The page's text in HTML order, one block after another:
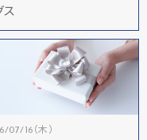
ス
07/16（木）